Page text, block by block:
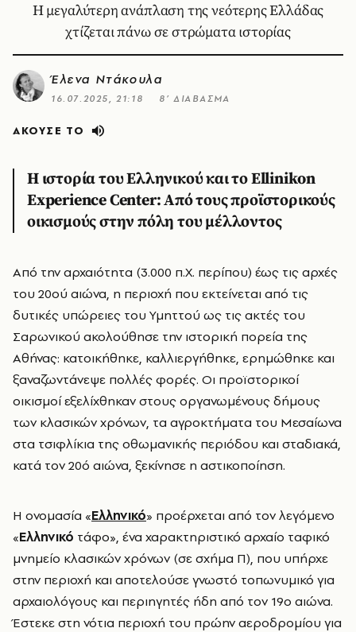
Η μεγαλύτερη ανάπλαση της νεότερης Ελλάδας
χτίζεται πάνω σε στρώματα ιστορίας
Έλενα Ντάκουλα
16.07.2025, 21:18 8’ ΔΙΑΒΑΣΜΑ
ΑΚΟΥΣΕ ΤΟ
Η ιστορία του Ελληνικού και το Ellinikon
Experience Center: Από τους προϊστορικούς
οικισμούς στην πόλη του μέλλοντος
Από την αρχαιότητα (3.000 π.Χ. περίπου) έως τις αρχές
του 20ού αιώνα, η περιοχή που εκτείνεται από τις
δυτικές υπώρειες του Υμηττού ως τις ακτές του
Σαρωνικού ακολούθησε την ιστορική πορεία της
Αθήνας: κατοικήθηκε, καλλιεργήθηκε, ερημώθηκε και
ξαναζωντάνεψε πολλές φορές. Οι προϊστορικοί
οικισμοί εξελίχθηκαν στους οργανωμένους δήμους
των κλασικών χρόνων, τα αγροκτήματα του Μεσαίωνα
στα τσιφλίκια της οθωμανικής περιόδου και σταδιακά,
κατά τον 20ό αιώνα, ξεκίνησε η αστικοποίηση.
Η ονομασία «Ελληνικό» προέρχεται από τον λεγόμενο
«Ελληνικό τάφο», ένα χαρακτηριστικό αρχαίο ταφικό
μνημείο κλασικών χρόνων (σε σχήμα Π), που υπήρχε
στην περιοχή και αποτελούσε γνωστό τοπωνυμικό για
αρχαιολόγους και περιηγητές ήδη από τον 19ο αιώνα.
Έστεκε στη νότια περιοχή του πρώην αεροδρομίου για